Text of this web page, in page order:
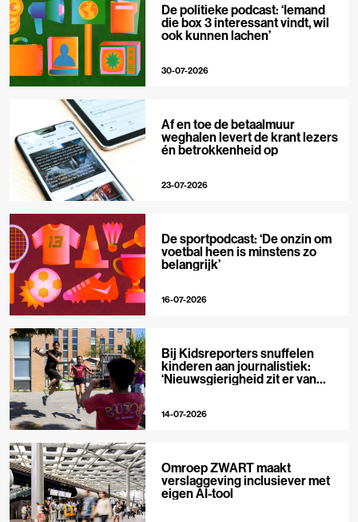
De politieke podcast: ‘Iemand
die box 3 interessant vindt, wil
ook kunnen lachen’
30-07-2026
Af en toe de betaalmuur
weghalen levert de krant lezers
én betrokkenheid op
23-07-2026
De sportpodcast: ‘De onzin om
voetbal heen is minstens zo
belangrijk’
16-07-2026
Bij Kidsreporters snuffelen
kinderen aan journalistiek:
‘Nieuwsgierigheid zit er van
14-07-2026
Omroep ZWART maakt
verslaggeving inclusiever met
eigen AI-tool